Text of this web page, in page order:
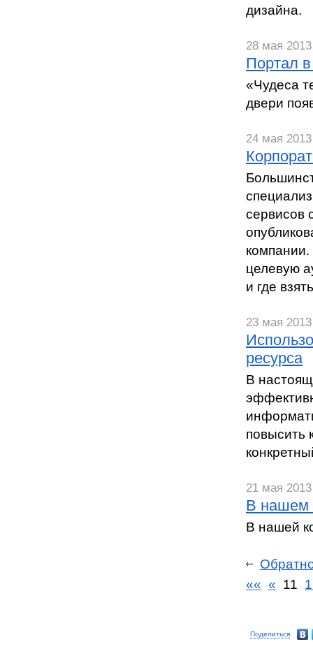
дизайна.
28 мая 2013
Портал
«Чудеса
двери
24 мая 2013
сервисов
целевую
и где
23 мая 2013
ресурса
В
повысить
21 мая 2013
В нашем
В нашей
«« « 11
Поделиться